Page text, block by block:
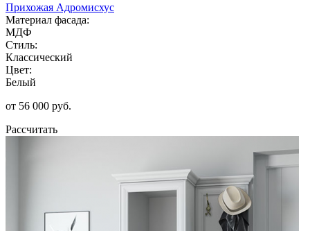
Прихожая Адромисхус
Материал фасада:
МДФ
Стиль:
Классический
Цвет:
Белый
от 56 000 руб.
Рассчитать